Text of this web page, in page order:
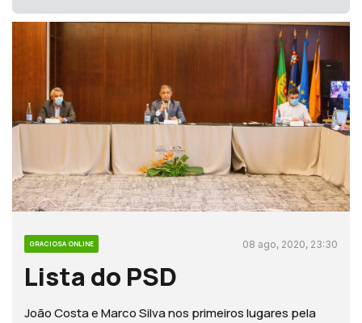
GRACIOSA ONLINE 08 ago, 2020, 23:30
Lista do PSD
João Costa e Marco Silva nos primeiros lugares pela